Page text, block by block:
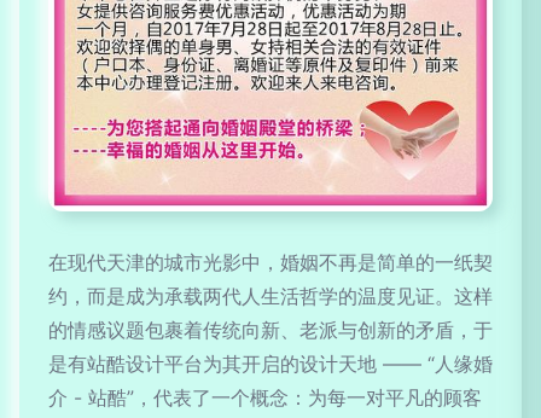
在现代天津的城市光影中，婚姻不再是简单的一纸契
约，而是成为承载两代人生活哲学的温度见证。这样
的情感议题包裹着传统向新、老派与创新的矛盾，于
是有站酷设计平台为其开启的设计天地 —— “人缘婚
介 - 站酷”，代表了一个概念：为每一对平凡的顾客